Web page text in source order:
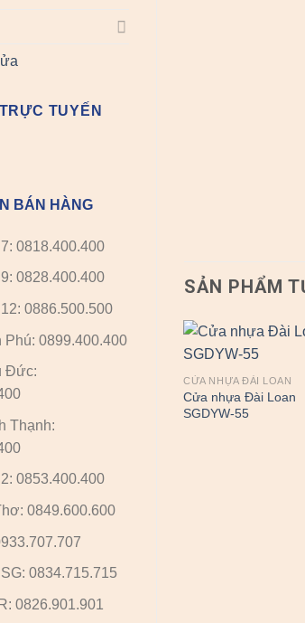
TUYẾN
BÁN HÀNG
0818.400.400
0828.400.400
0886.500.500
Phú: 0899.400.400
Đức:
Thạnh:
0853.400.400
0849.600.600
0834.715.715
0826.901.901
SẢN PHẨM
CỬA NHỰA ĐÀI LOAN
Cửa nhựa Đài Loan
SGDYW-55
Cửa nhựa Đài Loan